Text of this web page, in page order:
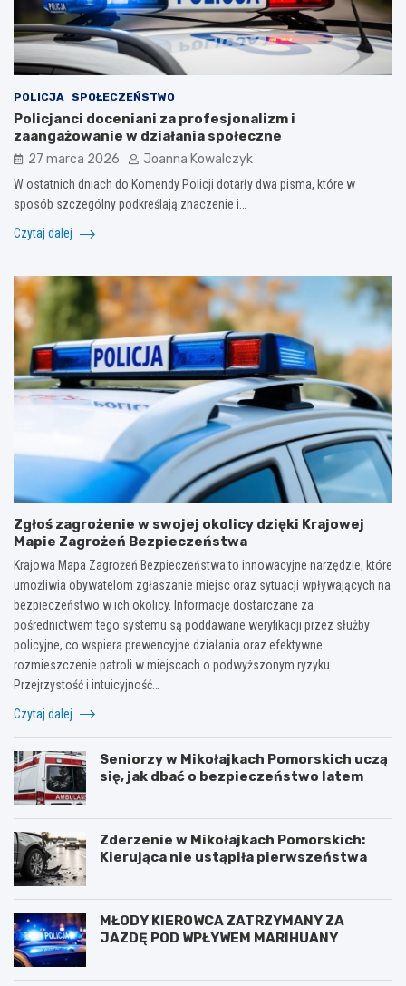
POLICJA SPOŁECZEŃSTWO
Policjanci doceniani za profesjonalizm i
zaangażowanie w działania społeczne
27 marca 2026 Joanna Kowalczyk
W ostatnich dniach do Komendy Policji dotarły dwa pisma, które w
sposób szczególny podkreślają znaczenie i…
Czytaj dalej
Zgłoś zagrożenie w swojej okolicy dzięki Krajowej
Mapie Zagrożeń Bezpieczeństwa
Krajowa Mapa Zagrożeń Bezpieczeństwa to innowacyjne narzędzie, które
umożliwia obywatelom zgłaszanie miejsc oraz sytuacji wpływających na
bezpieczeństwo w ich okolicy. Informacje dostarczane za
pośrednictwem tego systemu są poddawane weryfikacji przez służby
policyjne, co wspiera prewencyjne działania oraz efektywne
rozmieszczenie patroli w miejscach o podwyższonym ryzyku.
Przejrzystość i intuicyjność…
Czytaj dalej
Seniorzy w Mikołajkach Pomorskich uczą
się, jak dbać o bezpieczeństwo latem
Zderzenie w Mikołajkach Pomorskich:
Kierująca nie ustąpiła pierwszeństwa
MŁODY KIEROWCA ZATRZYMANY ZA
JAZDĘ POD WPŁYWEM MARIHUANY